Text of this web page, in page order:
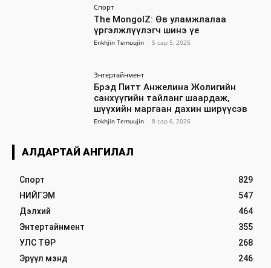
Спорт
The MongolZ: Өв уламжлалаа
үргэлжлүүлэгч шинэ үе
Enkhjin Temuujin - 5 сар 5, 2025
Энтертайнмент
Брэд Питт Анжелина Жолигийн
санхүүгийн тайланг шаардаж,
шүүхийн маргаан дахин ширүүсэв
Enkhjin Temuujin - 8 сар 6, 2026
АЛДАРТАЙ АНГИЛАЛ
Спорт
829
НИЙГЭМ
547
Дэлхий
464
Энтертайнмент
355
УЛС ТӨР
268
Эрүүл мэнд
246